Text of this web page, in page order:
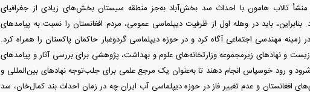
منشأ تالاب هامون با احداث سد بخش‌آباد به‌جز منطقه سیستان بخش‌های زیادی از جغرافیای
بنابراین، باید در وهله اول از ظرفیت دیپلماسی عمومی، مردم افغانستان را نسبت به پیامد‌های
مهندسی اجتماعی آگاه کرد و در حوزه دیپلماسی گردوغبار حاکمان پاکستان را همراه کرد.
و نهاد‌های زیرمجموعه وزارتخانه‌های علوم و بهداشت، پژوهشی برای بررسی آثار و پیامد‌های
و رود خوسپاس انجام دهند تا به‌عنوان یک مرجع علمی برای جلب‌توجه نهاد‌های بین‌المللی و
افغانستان و عدم تغییر فاز در حوزه دیپلماسی آب ایران چه در زمان احداث بند کمال‌خان، سد